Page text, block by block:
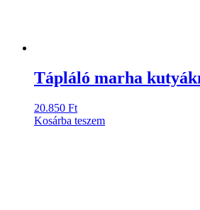
Tápláló marha
20.850 Ft
Kosárba teszem